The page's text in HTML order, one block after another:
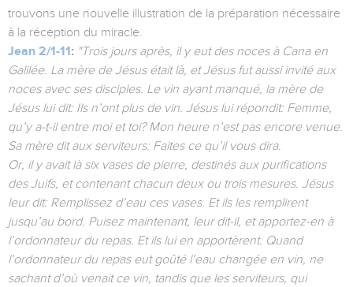
trouvons une nouvelle illustration de la préparation nécessaire
à la réception du miracle.
Jean 2/1-11: "Trois jours après, il y eut des noces à Cana en
Galilée. La mère de Jésus était là, et Jésus fut aussi invité aux
noces avec ses disciples. Le vin ayant manqué, la mère de
Jésus lui dit: Ils n’ont plus de vin. Jésus lui répondit: Femme,
qu’y a-t-il entre moi et toi? Mon heure n’est pas encore venue.
Sa mère dit aux serviteurs: Faites ce qu’il vous dira.
Or, il y avait là six vases de pierre, destinés aux purifications
des Juifs, et contenant chacun deux ou trois mesures. Jésus
leur dit: Remplissez d’eau ces vases. Et ils les remplirent
jusqu’au bord. Puisez maintenant, leur dit-il, et apportez-en à
l’ordonnateur du repas. Et ils lui en apportèrent. Quand
l’ordonnateur du repas eut goûté l’eau changée en vin, ne
sachant d’où venait ce vin, tandis que les serviteurs, qui